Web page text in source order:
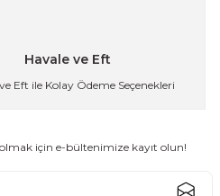
Havale ve Eft
Eft ile Kolay Ödeme Seçenekleri
için e-bültenimize kayıt olun!